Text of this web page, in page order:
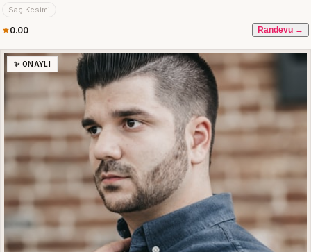
Saç Kesimi
0.00 Randevu →
✨ ONAYLI